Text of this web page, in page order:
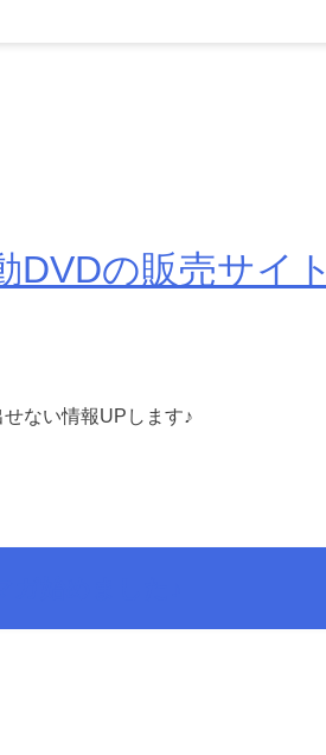
DVDの販売サイト
ない情報UPします♪